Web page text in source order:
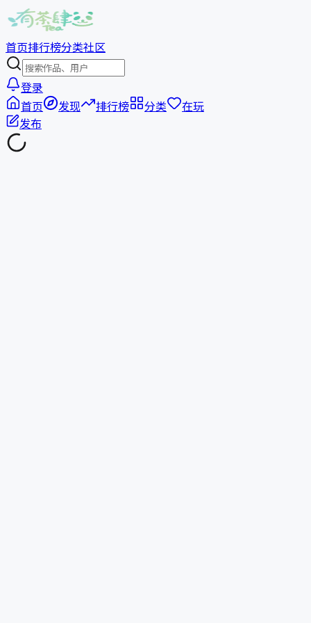
首页排行榜分类社区
登录
首页
发现 排行榜 分类
在玩
发布